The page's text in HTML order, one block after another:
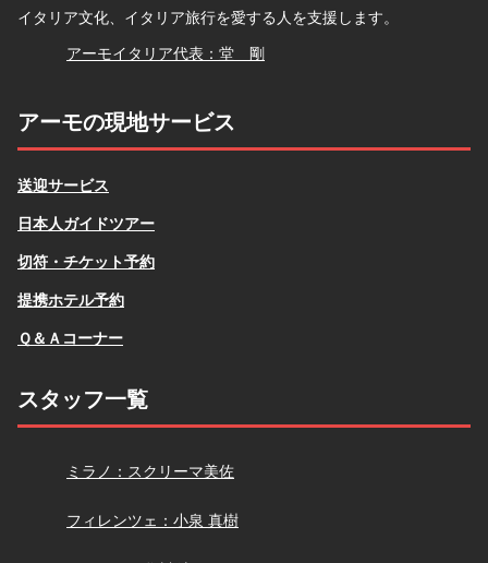
イタリア文化、イタリア旅行を愛する人を支援します。
堂
アーモイタリア代表：堂 剛
アーモの現地サービス
送迎サービス
日本人ガイドツアー
切符・チケット予約
提携ホテル予約
Ｑ＆Ａコーナー
スタッフ一覧
スクリーマ
ミラノ：スクリーマ美佐
小泉
フィレンツェ：小泉 真樹